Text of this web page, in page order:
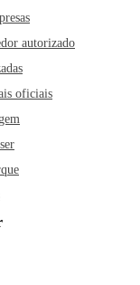
autorizado
oficiais